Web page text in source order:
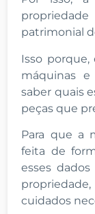
patrimonial
Isso
máquinas
saber quais
peças que
Para que a
feita de
esses
cuidados